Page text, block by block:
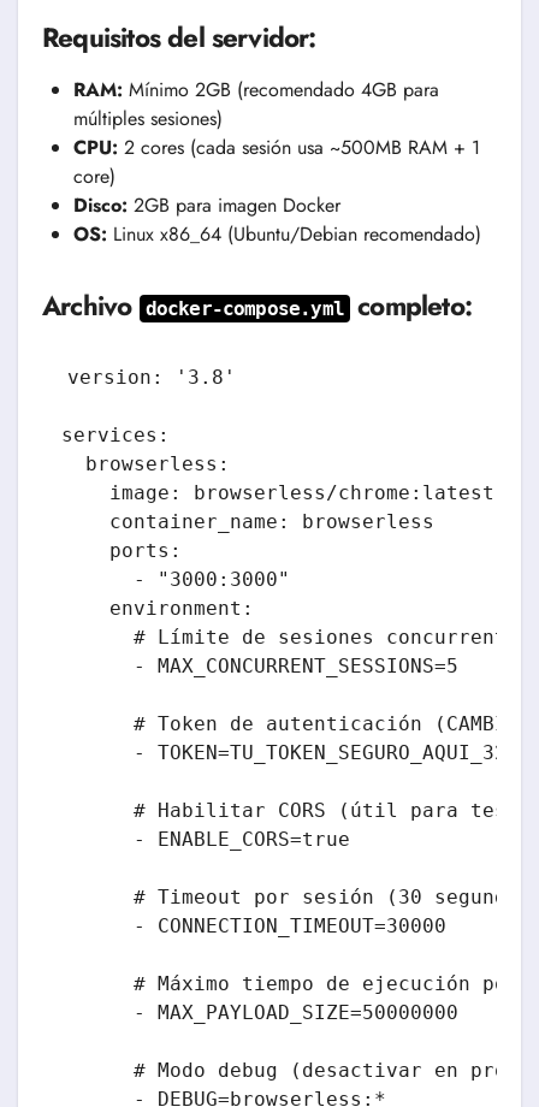
Requisitos del servidor:
RAM: Mínimo 2GB (recomendado 4GB para
múltiples sesiones)
CPU: 2 cores (cada sesión usa ~500MB RAM + 1
core)
Disco: 2GB para imagen Docker
OS: Linux x86_64 (Ubuntu/Debian recomendado)
Archivo docker-compose.yml completo:
version: '3.8'
services:
  browserless:
    image: browserless/chrome:latest
    container_name: browserless
    ports:
      - "3000:3000"
    environment:
      # Límite de sesiones concurrentes
      - MAX_CONCURRENT_SESSIONS=5
# Token de autenticación (CAMBIA
-
# Habilitar CORS (útil para
      - ENABLE_CORS=true
# Timeout por sesión (30
      - CONNECTION_TIMEOUT=30000
# Máximo tiempo de ejecución por
      - MAX_PAYLOAD_SIZE=50000000
# Modo debug (desactivar en
      - DEBUG=browserless:*